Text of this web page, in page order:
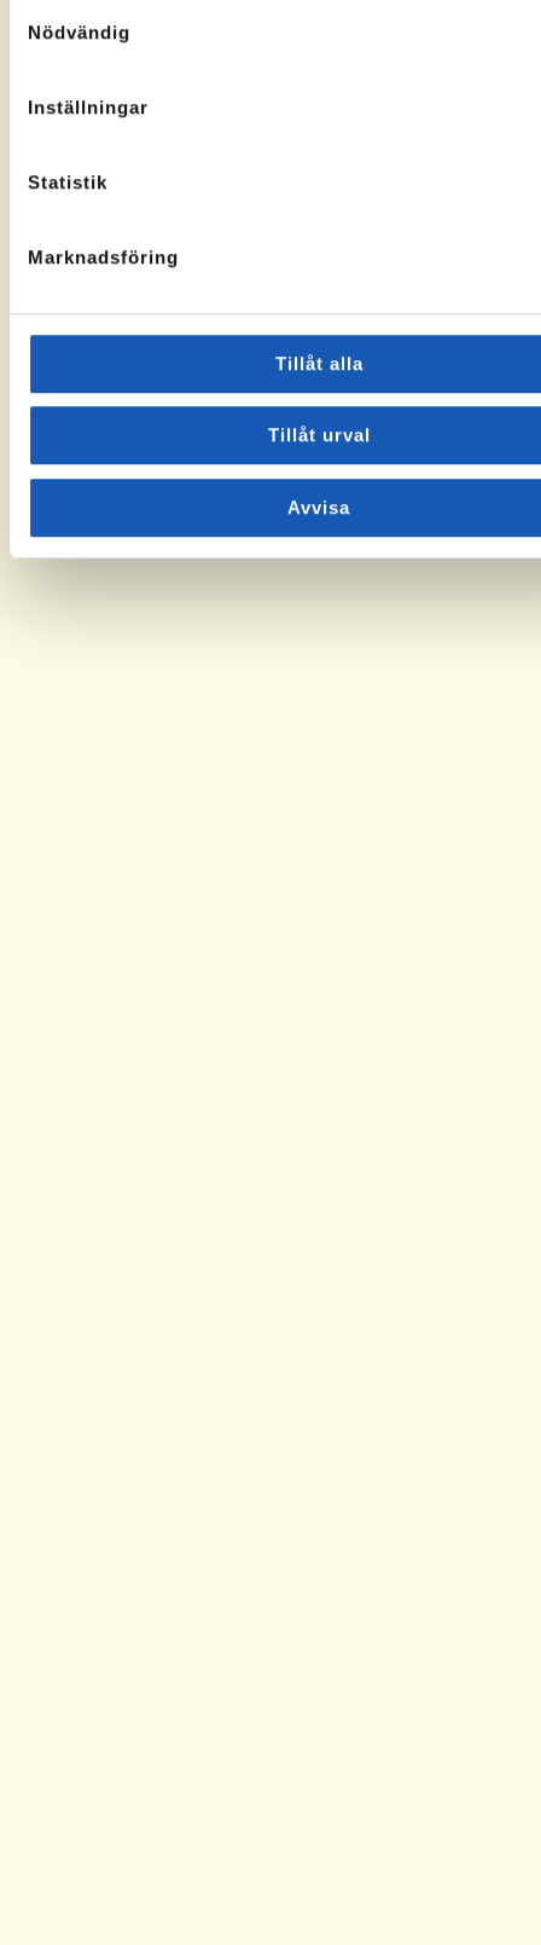
Nödvändig
Inställningar
Statistik
Marknadsföring
Tillåt alla
Tillåt urval
Avvisa